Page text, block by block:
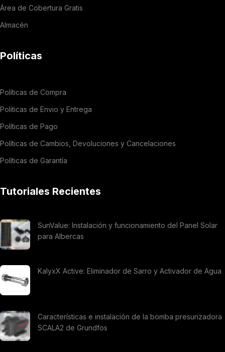
Área de Cobertura Gratis
Almacén
Políticas
Políticas de Compra
Politicas de Envio y Entrega
Políticas de Pago
Políticas de Cambios, Devoluciones y Cancelaciones
Políticas de Garantía
Tutoriales Recientes
SunValue: Instalación y funcionamiento del Panel Solar
para Albercas
KalyxX Active: Eliminador de Sarro y Activador de Agua
Características e instalación de la bomba presurizadora
SCALA2 de Grundfos